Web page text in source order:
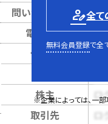
問い合せページ
ロ
電話番号
ロ
代表者
ロ
株主
ロ
取引先
ロ
person_edit全て
無料会員登録で全
※企業によっては、一